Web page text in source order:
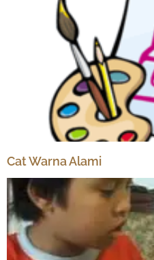
Cat Warna Alami